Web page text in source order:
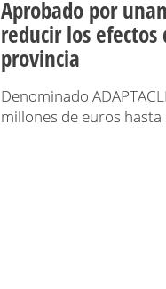
Aprobado por
reducir los
provincia
Denominado
millones de euros hasta